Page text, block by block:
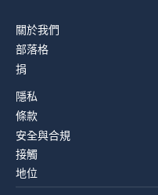
關於我們
部落格
捐
隱私
條款
安全與合規
接觸
地位